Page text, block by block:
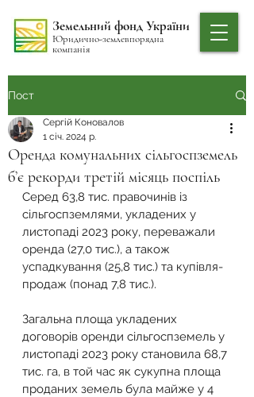
Земельний фонд України
Юридично-землевпорядна
компанія
Пост
Оренда комунальних сільгоспземель
б’є рекорди третій місяць поспіль
Сергій Коновалов
1 січ. 2024 р.
Серед 63,8 тис. правочинів із
сільгоспземлями, укладених у
листопаді 2023 року, переважали
оренда (27,0 тис.), а також
успадкування (25,8 тис.) та купівля-
продаж (понад 7,8 тис.).
Загальна площа укладених
договорів оренди сільгоспземель у
листопаді 2023 року становила 68,7
тис. га, в той час як сукупна площа
проданих земель була майже у 4